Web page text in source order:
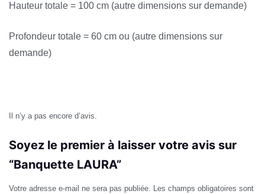
Hauteur totale = 100 cm (autre dimensions sur demande)
Profondeur totale = 60 cm ou (autre dimensions sur
demande)
Il n’y a pas encore d’avis.
Soyez le premier à laisser votre avis sur
“Banquette LAURA”
Votre adresse e-mail ne sera pas publiée. Les champs obligatoires sont